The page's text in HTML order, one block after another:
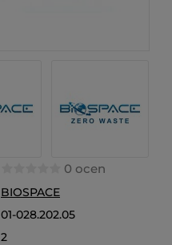
0 ocen
BIOSPACE
01-028.202.05
2